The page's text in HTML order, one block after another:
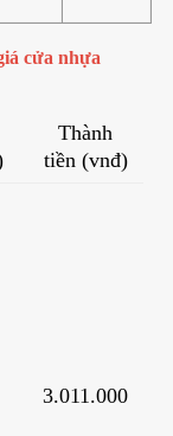
cửa nhựa
Thành
tiền (vnđ)
3.011.000